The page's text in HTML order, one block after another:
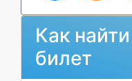
Как
билет